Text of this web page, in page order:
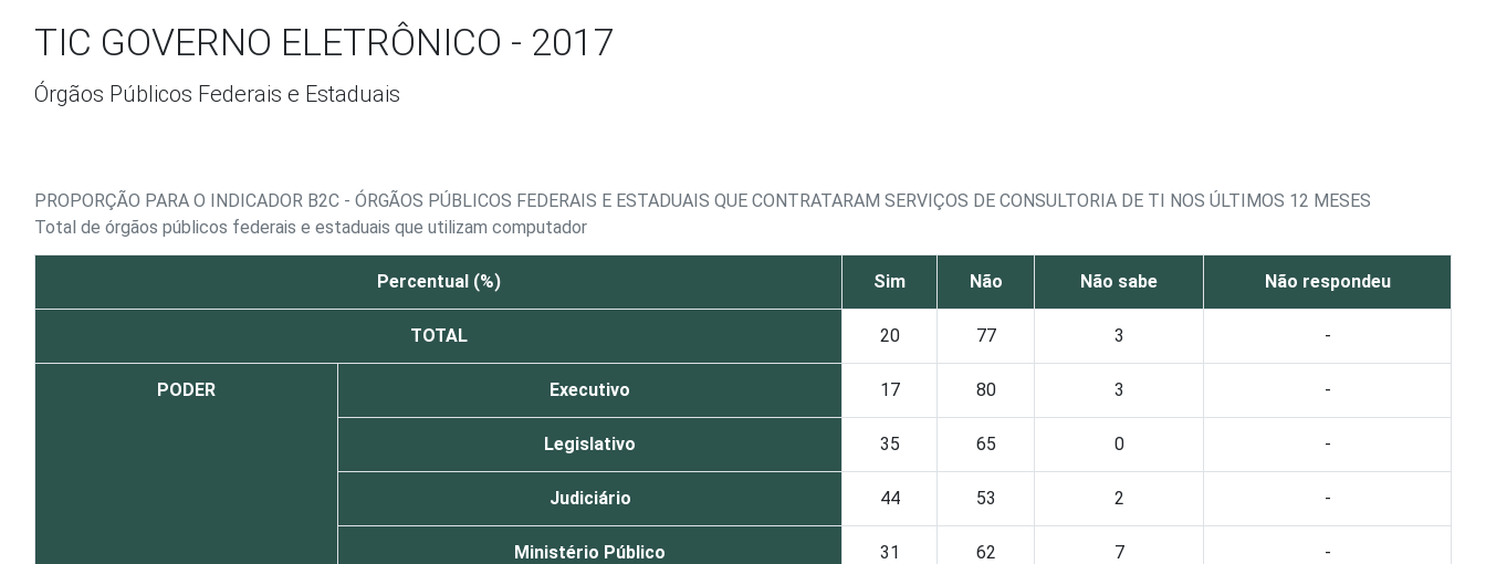
TIC GOVERNO ELETRÔNICO - 2017
Órgãos Públicos Federais e Estaduais
PROPORÇÃO PARA O INDICADOR B2C - ÓRGÃOS PÚBLICOS FEDERAIS E ESTADUAIS QUE CONTRATARAM SERVIÇOS DE CONSULTORIA DE TI NOS ÚLTIMOS 12 MESES
Total de órgãos públicos federais e estaduais que utilizam computador
Percentual (%) Sim Não Não sabe Não respondeu
TOTAL 20 77 3 -
PODER Executivo 17 80 3 -
Legislativo 35 65 0 -
Judiciário 44 53 2 -
Ministério Público 31 62 7 -